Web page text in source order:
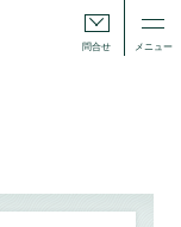
問合せ メニュー